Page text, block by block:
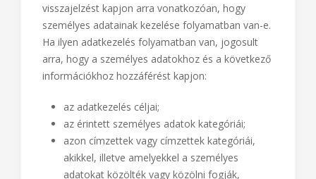
visszajelzést kapjon arra vonatkozóan, hogy
személyes adatainak kezelése folyamatban van-e.
Ha ilyen adatkezelés folyamatban van, jogosult
arra, hogy a személyes adatokhoz és a következő
információkhoz hozzáférést kapjon:
az adatkezelés céljai;
az érintett személyes adatok kategóriái;
azon címzettek vagy címzettek kategóriái,
akikkel, illetve amelyekkel a személyes
adatokat közölték vagy közölni fogják,